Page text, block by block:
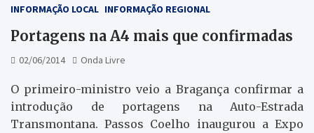
INFORMAÇÃO LOCAL INFORMAÇÃO REGIONAL
Portagens na A4 mais que confirmadas
02/06/2014 Onda Livre
O primeiro-ministro veio a Bragança confirmar a
introdução de portagens na Auto-Estrada
Transmontana. Passos Coelho inaugurou a Expo